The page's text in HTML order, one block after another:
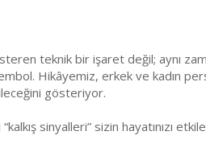
teknik bir işaret değil; aynı
Hikâyemiz, erkek ve kadın
gösteriyor.
sinyalleri” sizin hayatınızı